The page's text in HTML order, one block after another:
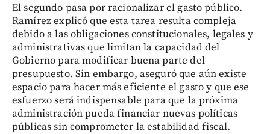
El segundo pasa por racionalizar el gasto público.
Ramírez explicó que esta tarea resulta compleja
debido a las obligaciones constitucionales, legales y
administrativas que limitan la capacidad del
Gobierno para modificar buena parte del
presupuesto. Sin embargo, aseguró que aún existe
espacio para hacer más eficiente el gasto y que ese
esfuerzo será indispensable para que la próxima
administración pueda financiar nuevas políticas
públicas sin comprometer la estabilidad fiscal.